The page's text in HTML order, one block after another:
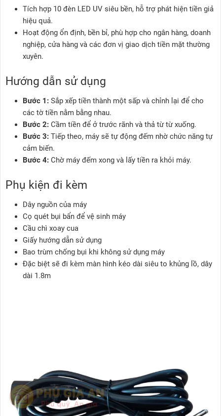
Tích hợp 10 đèn LED UV siêu bền, hỗ trợ phát hiện tiền giả
hiệu quả.
Hoạt động ổn định, bền bỉ, phù hợp cho ngân hàng, doanh
nghiệp, cửa hàng và các đơn vị giao dịch tiền mặt thường
xuyên.
Hướng dẫn sử dụng
Bước 1: Sắp xếp tiền thành một sấp và chỉnh lại để cho
các tờ tiền nằm bằng nhau.
Bước 2: Cầm tiền để ở trước rãnh và thả từ từ xuống.
Bước 3: Tiếp theo, máy sẽ tự động đếm nhờ chức năng tự
cảm biến.
Bước 4: Chờ máy đếm xong và lấy tiền ra khỏi máy.
Phụ kiện đi kèm
Dây nguồn của máy
Cọ quét bụi bẩn để vệ sinh máy
Cầu chì xoay cua
Giấy hướng dẫn sử dụng
Bao trùm chống bụi khi không sử dụng máy
Đặc biệt sẽ đi kèm màn hình kéo dài siêu to khủng lồ, dây
dài 1.8m